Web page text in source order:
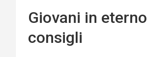
Giovani in
consigli